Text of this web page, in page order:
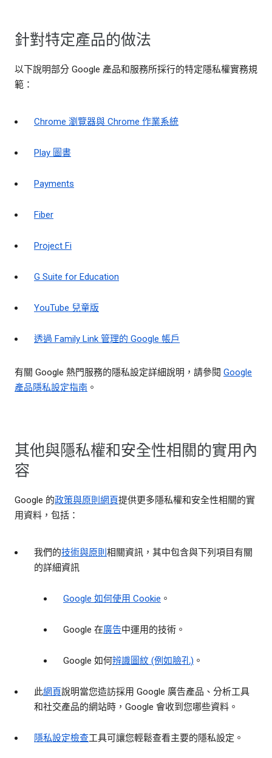
針對特定產品的做法
以下說明部分 Google 產品和服務所採行的特定隱私權實務規
範：
Chrome 瀏覽器與 Chrome 作業系統
Play 圖書
Payments
Fiber
Project Fi
G Suite for Education
YouTube 兒童版
透過 Family Link 管理的 Google 帳戶
有關 Google 熱門服務的隱私設定詳細說明，請參閱 Google
產品隱私設定指南 。
其他與隱私權和安全性相關的實用內
容
Google 的政策與原則網頁提供更多隱私權和安全性相關的實
用資料，包括：
我們的技術與原則 相關資訊，其中包含與下列項目有關
的詳細資訊
Google 如何使用 Cookie 。
Google 在廣告中運用的技術。
Google 如何辨識圖紋 (例如臉孔) 。
此網頁說明當您造訪採用 Google 廣告產品、分析工具
和社交產品的網站時，Google 會收到您哪些資料。
隱私設定檢查工具可讓您輕鬆查看主要的隱私設定。